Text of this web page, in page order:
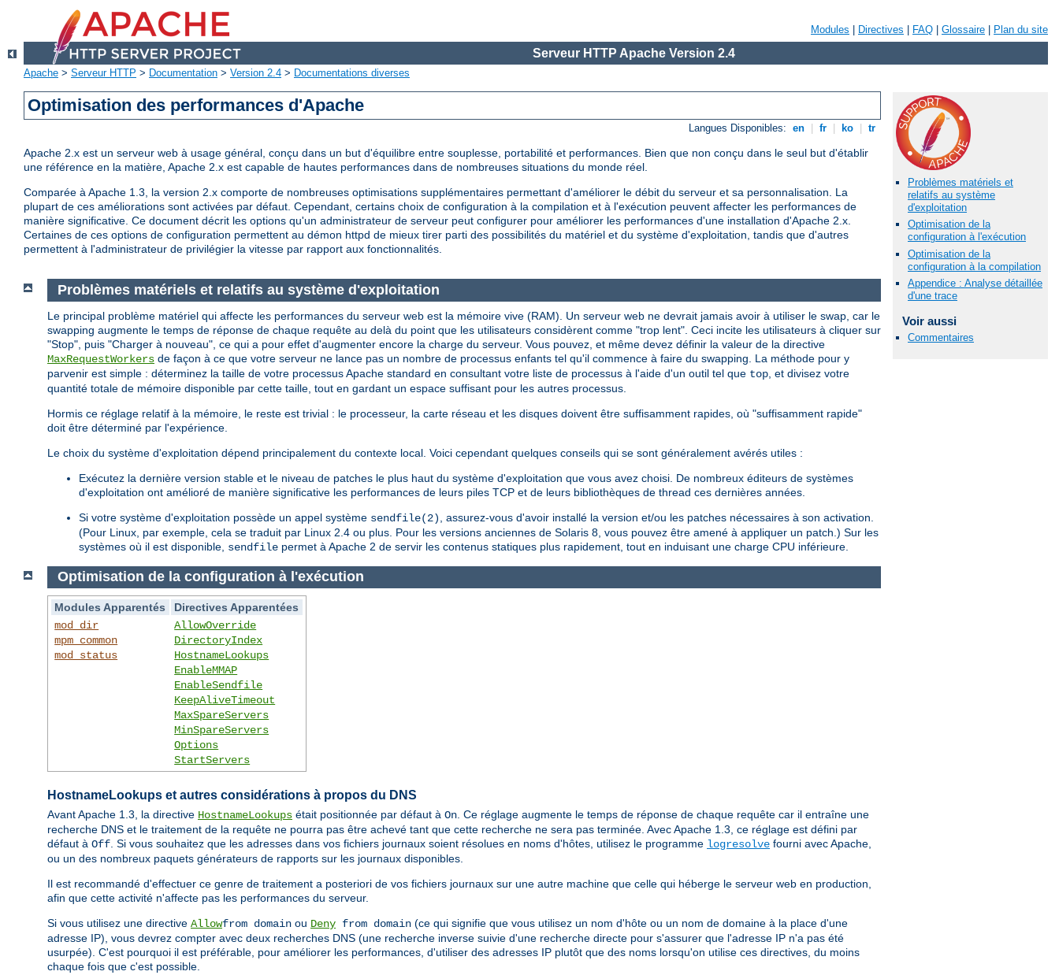
Modules Directives FAQ Glossaire Plan du site
Serveur HTTP Apache Version 2.4
Apache > Serveur HTTP > Documentation > Version 2.4 > Documentations diverses
Optimisation des performances d'Apache
Langues Disponibles: en fr ko tr
Apache 2.x est un serveur web à usage général, conçu dans un but d'équilibre entre souplesse, portabilité et performances. Bien que non conçu dans le seul but d'établir
une référence en la matière, Apache 2.x est capable de hautes performances dans de nombreuses situations du monde réel.
Comparée à Apache 1.3, la version 2.x comporte de nombreuses optimisations supplémentaires permettant d'améliorer le débit du serveur et sa personnalisation. La
plupart de ces améliorations sont activées par défaut. Cependant, certains choix de configuration à la compilation et à l'exécution peuvent affecter les performances de
manière significative. Ce document décrit les options qu'un administrateur de serveur peut configurer pour améliorer les performances d'une installation d'Apache 2.x.
Certaines de ces options de configuration permettent au démon httpd de mieux tirer parti des possibilités du matériel et du système d'exploitation, tandis que d'autres
permettent à l'administrateur de privilégier la vitesse par rapport aux fonctionnalités.
Problèmes matériels et
relatifs au système
d'exploitation
Optimisation de la
configuration à l'exécution
Optimisation de la
configuration à la compilation
Appendice : Analyse détaillée
d'une trace
Voir aussi
Commentaires
Problèmes matériels et relatifs au système d'exploitation
Le principal problème matériel qui affecte les performances du serveur web est la mémoire vive (RAM). Un serveur web ne devrait jamais avoir à utiliser le swap, car le
swapping augmente le temps de réponse de chaque requête au delà du point que les utilisateurs considèrent comme "trop lent". Ceci incite les utilisateurs à cliquer sur
"Stop", puis "Charger à nouveau", ce qui a pour effet d'augmenter encore la charge du serveur. Vous pouvez, et même devez définir la valeur de la directive
MaxRequestWorkers de façon à ce que votre serveur ne lance pas un nombre de processus enfants tel qu'il commence à faire du swapping. La méthode pour y
parvenir est simple : déterminez la taille de votre processus Apache standard en consultant votre liste de processus à l'aide d'un outil tel que top , et divisez votre
quantité totale de mémoire disponible par cette taille, tout en gardant un espace suffisant pour les autres processus.
Hormis ce réglage relatif à la mémoire, le reste est trivial : le processeur, la carte réseau et les disques doivent être suffisamment rapides, où "suffisamment rapide"
doit être déterminé par l'expérience.
Le choix du système d'exploitation dépend principalement du contexte local. Voici cependant quelques conseils qui se sont généralement avérés utiles :
Exécutez la dernière version stable et le niveau de patches le plus haut du système d'exploitation que vous avez choisi. De nombreux éditeurs de systèmes
d'exploitation ont amélioré de manière significative les performances de leurs piles TCP et de leurs bibliothèques de thread ces dernières années.
Si votre système d'exploitation possède un appel système sendfile(2)
, assurez-vous d'avoir installé la version et/ou les patches nécessaires à son activation.
(Pour Linux, par exemple, cela se traduit par Linux 2.4 ou plus. Pour les versions anciennes de Solaris 8, vous pouvez être amené à appliquer un patch.) Sur les
systèmes où il est disponible, sendfile permet à Apache 2 de servir les contenus statiques plus rapidement, tout en induisant une charge CPU inférieure.
Optimisation de la configuration à l'exécution
Modules Apparentés
Directives Apparentées
mod_dir
mpm_common
mod_status
AllowOverride
DirectoryIndex
HostnameLookups
EnableMMAP
EnableSendfile
KeepAliveTimeout
MaxSpareServers
MinSpareServers
Options
StartServers
HostnameLookups et autres considérations à propos du DNS
Avant Apache 1.3, la directive HostnameLookups était positionnée par défaut à On. Ce réglage augmente le temps de réponse de chaque requête car il entraîne une
recherche DNS et le traitement de la requête ne pourra pas être achevé tant que cette recherche ne sera pas terminée. Avec Apache 1.3, ce réglage est défini par
défaut à Off. Si vous souhaitez que les adresses dans vos fichiers journaux soient résolues en noms d'hôtes, utilisez le programme logresolve fourni avec Apache,
ou un des nombreux paquets générateurs de rapports sur les journaux disponibles.
Il est recommandé d'effectuer ce genre de traitement a posteriori de vos fichiers journaux sur une autre machine que celle qui héberge le serveur web en production,
afin que cette activité n'affecte pas les performances du serveur.
Si vous utilisez une directive Allowfrom domain ou Deny from domain (ce qui signifie que vous utilisez un nom d'hôte ou un nom de domaine à la place d'une
adresse IP), vous devrez compter avec deux recherches DNS (une recherche inverse suivie d'une recherche directe pour s'assurer que l'adresse IP n'a pas été
usurpée). C'est pourquoi il est préférable, pour améliorer les performances, d'utiliser des adresses IP plutôt que des noms lorsqu'on utilise ces directives, du moins
chaque fois que c'est possible.